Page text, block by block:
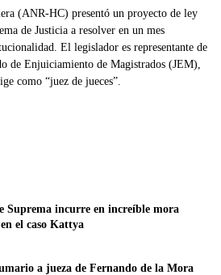
(ANR-HC) presentó un proyecto de ley
de Justicia a resolver en un mes
El legislador es representante de
de Enjuiciamiento de Magistrados (JEM),
como “juez de jueces”.
Suprema incurre en increíble mora
el caso Kattya
a jueza de Fernando de la Mora